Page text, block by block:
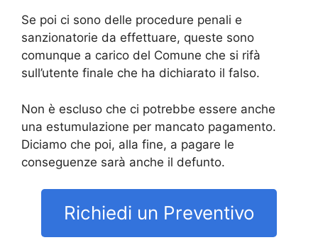
Se poi ci sono delle procedure penali e
sanzionatorie da effettuare, queste sono
comunque a carico del Comune che si rifà
sull’utente finale che ha dichiarato il falso.
Non è escluso che ci potrebbe essere anche
una estumulazione per mancato pagamento.
Diciamo che poi, alla fine, a pagare le
conseguenze sarà anche il defunto.
Richiedi un Preventivo